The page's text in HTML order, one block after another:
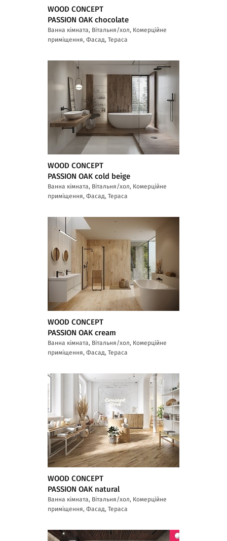
WOOD CONCEPT
PASSION OAK chocolate
Ванна кімната, Вітальня/хол, Комерційне
приміщення, Фасад, Тераса
WOOD CONCEPT
PASSION OAK cold beige
Ванна кімната, Вітальня/хол, Комерційне
приміщення, Фасад, Тераса
WOOD CONCEPT
PASSION OAK cream
Ванна кімната, Вітальня/хол, Комерційне
приміщення, Фасад, Тераса
WOOD CONCEPT
PASSION OAK natural
Ванна кімната, Вітальня/хол, Комерційне
приміщення, Фасад, Тераса